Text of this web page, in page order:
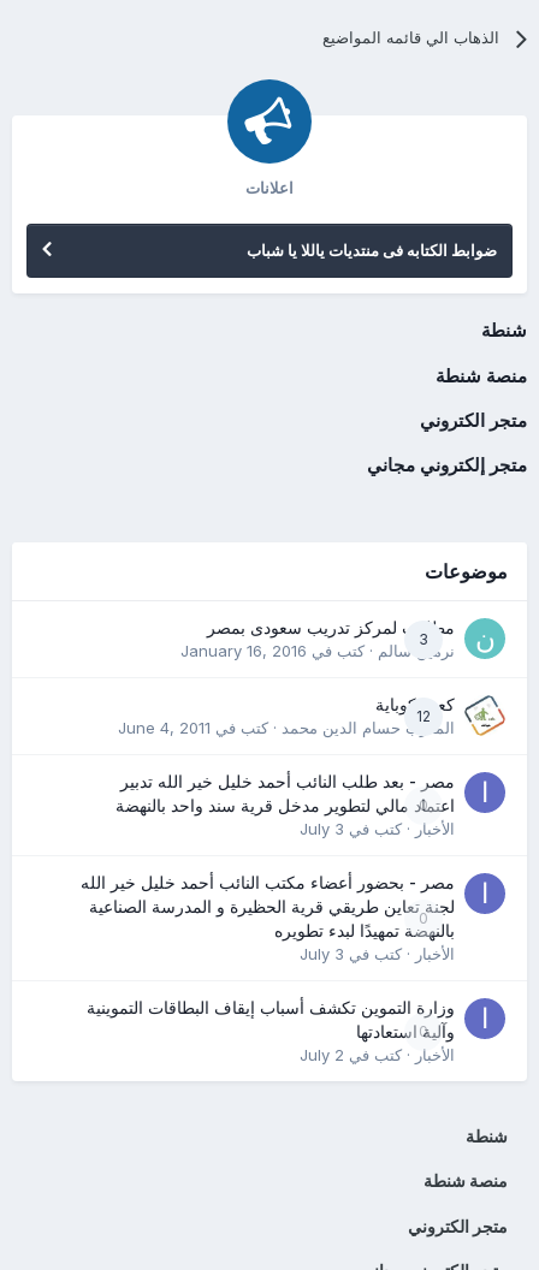
الذهاب الي قائمه المواضيع
اعلانات
ضوابط الكتابه فى منتديات ياللا يا شباب
شنطة
منصة شنطة
متجر الكتروني
متجر إلكتروني مجاني
موضوعات
3
مطلوب لمركز تدريب سعودى بمصر
نرمين سالم· كتب في January 16, 2016
12
كعب كوباية
المدرب حسام الدين محمد· كتب في June 4, 2011
0
مصر - بعد طلب النائب أحمد خليل خير الله تدبير
اعتماد مالي لتطوير مدخل قرية سند واحد بالنهضة
الأخبار· كتب في July 3
0
مصر - بحضور أعضاء مكتب النائب أحمد خليل خير الله
لجنة تعاين طريقي قرية الحظيرة و المدرسة الصناعية
بالنهضة تمهيدًا لبدء تطويره
الأخبار· كتب في July 3
0
وزارة التموين تكشف أسباب إيقاف البطاقات التموينية
وآلية استعادتها
الأخبار· كتب في July 2
شنطة
منصة شنطة
متجر الكتروني